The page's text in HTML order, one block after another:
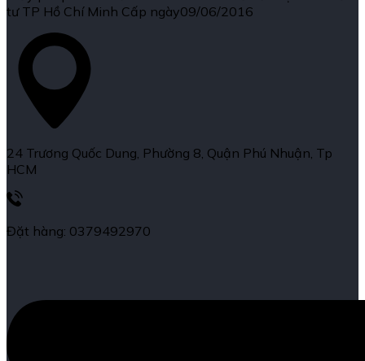
tư TP Hồ Chí Minh Cấp ngày09/06/2016
24 Trương Quốc Dung, Phường 8, Quận Phú Nhuận, Tp
HCM
Đặt hàng: 0379492970